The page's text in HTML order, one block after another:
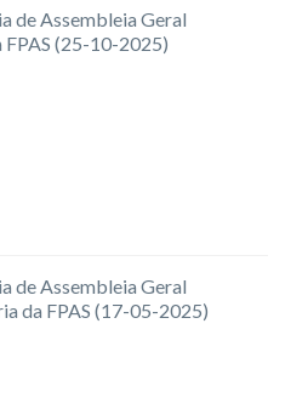
de Assembleia Geral
(25-10-2025)
de Assembleia Geral
da FPAS (17-05-2025)